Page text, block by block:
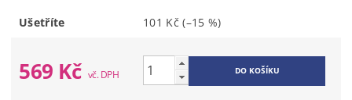
Ušetříte 101 Kč(–15 %)
569 Kč